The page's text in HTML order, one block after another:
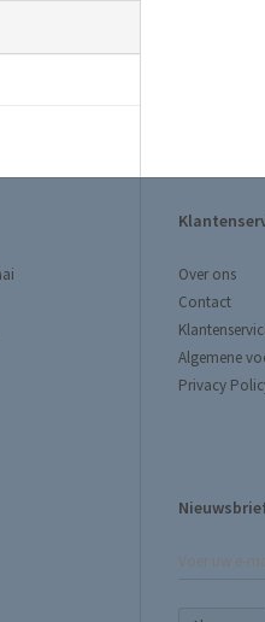
Over ons
Contact
Algemene
Privacy